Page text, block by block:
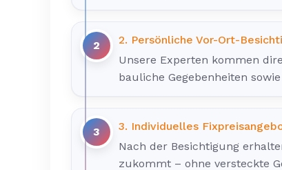
2
2. Persönliche Vor-Ort-
Unsere Experten kommen
bauliche Gegebenheiten
3
3. Individuelles
Nach der Besichtigung
zukommt – ohne versteckte